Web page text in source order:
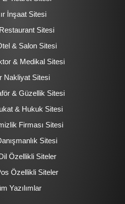
İnşaat Sitesi
Sitesi
& Salon Sitesi
& Medikal Sitesi
Nakliyat Sitesi
& Güzellik Sitesi
& Hukuk Sitesi
Firması Sitesi
Sitesi
Özellikli Siteler
Özellikli Siteler
Yazılımlar